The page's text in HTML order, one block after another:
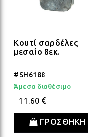
Κουτί σαρδέλες
μεσαίο 8εκ.
#SH6188
Άμεσα διαθέσιμο
11.60
ΠΡΟΣΘΗΚΗ